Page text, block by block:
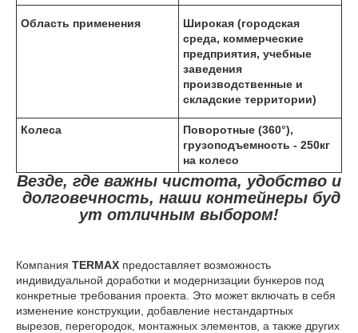
Область применения
Широкая (городская
среда, коммерческие
предприятия, учебные
заведения
производственные и
складские территории)
Колеса
Поворотные (360°),
грузоподъемность - 250кг
на колесо
Везде, где важны чистота, удобство и
долговечность, наши контейнеры буд
ут отличным выбором!
Компания TERMAX предоставляет возможность
индивидуальной доработки и модернизации бункеров под
конкретные требования проекта. Это может включать в себя
изменение конструкции, добавление нестандартных
вырезов, перегородок, монтажных элементов, а также других